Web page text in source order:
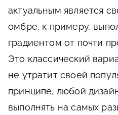
актуальным является
омбре, к примеру,
градиентом от почти
Это классический
не утратит своей
принципе, любой
выполнять на самых